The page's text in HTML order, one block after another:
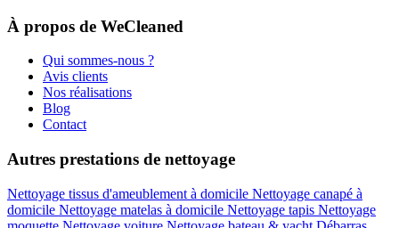
À propos de WeCleaned
Qui sommes-nous ?
Avis clients
Nos réalisations
Blog
Contact
Autres prestations de nettoyage
Nettoyage tissus d'ameublement à domicile Nettoyage canapé à
domicile Nettoyage matelas à domicile Nettoyage tapis Nettoyage